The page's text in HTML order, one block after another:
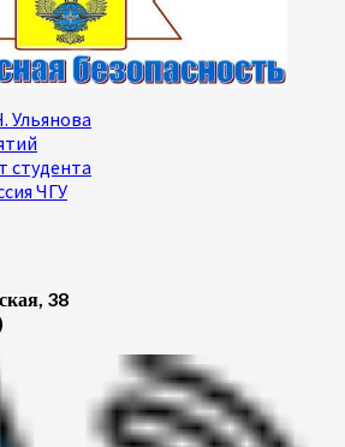
Ульянова
студента
ЧГУ
38